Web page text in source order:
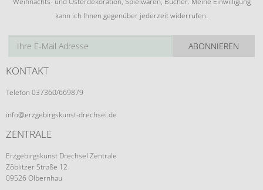
kann ich Ihnen gegenüber jederzeit widerrufen.
ABONNIEREN
KONTAKT
Telefon 037360/669879
info@erzgebirgskunst-drechsel.de
ZENTRALE
Erzgebirgskunst Drechsel Zentrale
Zöblitzer Straße 12
09526 Olbernhau